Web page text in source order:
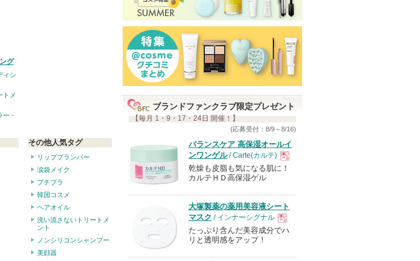
グ
ィシ
トメ
・
その他人気タグ
リッププランパー
涙袋メイク
プチプラ
韓国コスメ
ヘアオイル
洗い流さないトリートメ
ント
ノンシリコンシャンプー
美顔器
ブランドファンクラブ限定プレゼント
【毎月 1・9・17・24日 開催！】
(応募受付：8/9～8/16)
バランスケア 高保湿オールイ
ンワンゲル/ Carte(カルテ)
現
品
乾燥も皮脂も気になる肌に！
カルテＨＤ高保湿ゲル
大塚製薬の薬用美容液シート
マスク / インナーシグナル
現
たっぷり含んだ美容成分でハ
リと透明感をアップ！